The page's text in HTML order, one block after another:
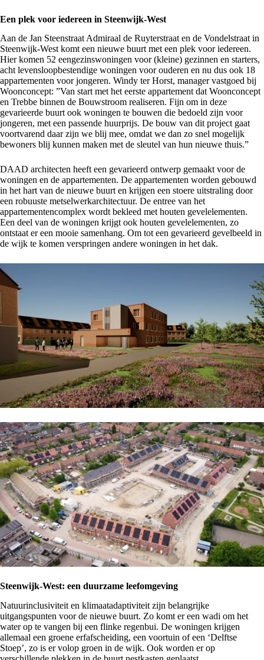
Een plek voor iedereen in Steenwijk-West
Aan de Jan Steenstraat Admiraal de Ruyterstraat en de Vondelstraat in
Steenwijk-West komt een nieuwe buurt met een plek voor iedereen.
Hier komen 52 eengezinswoningen voor (kleine) gezinnen en starters,
acht levensloopbestendige woningen voor ouderen en nu dus ook 18
appartementen voor jongeren. Windy ter Horst, manager vastgoed bij
Woonconcept: ”Van start met het eerste appartement dat Woonconcept
en Trebbe binnen de Bouwstroom realiseren. Fijn om in deze
gevarieerde buurt ook woningen te bouwen die bedoeld zijn voor
jongeren, met een passende huurprijs. De bouw van dit project gaat
voortvarend daar zijn we blij mee, omdat we dan zo snel mogelijk
bewoners blij kunnen maken met de sleutel van hun nieuwe thuis.”
DAAD architecten heeft een gevarieerd ontwerp gemaakt voor de
woningen en de appartementen. De appartementen worden gebouwd
in het hart van de nieuwe buurt en krijgen een stoere uitstraling door
een robuuste metselwerkarchitectuur. De entree van het
appartementencomplex wordt bekleed met houten gevelelementen.
Een deel van de woningen krijgt ook houten gevelelementen, zo
ontstaat er een mooie samenhang. Om tot een gevarieerd gevelbeeld in
de wijk te komen verspringen andere woningen in het dak.
Steenwijk-West: een duurzame leefomgeving
Natuurinclusiviteit en klimaatadaptiviteit zijn belangrijke
uitgangspunten voor de nieuwe buurt. Zo komt er een wadi om het
water op te vangen bij een flinke regenbui. De woningen krijgen
allemaal een groene erfafscheiding, een voortuin of een ‘Delftse
Stoep’, zo is er volop groen in de wijk. Ook worden er op